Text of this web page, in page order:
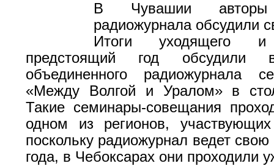
В Чувашии авторы
радиожурнала обсудили
Итоги уходящего
предстоящий год обсудили
объединенного радиожурнала
«Между Волгой и Уралом» в
Такие семинары-­совещания
одном из регионов,
поскольку радиожурнал ведет
года, в Чебоксарах они проходили